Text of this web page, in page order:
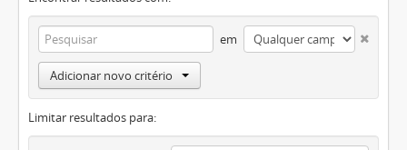
em
Adicionar novo critério
Limitar resultados para: